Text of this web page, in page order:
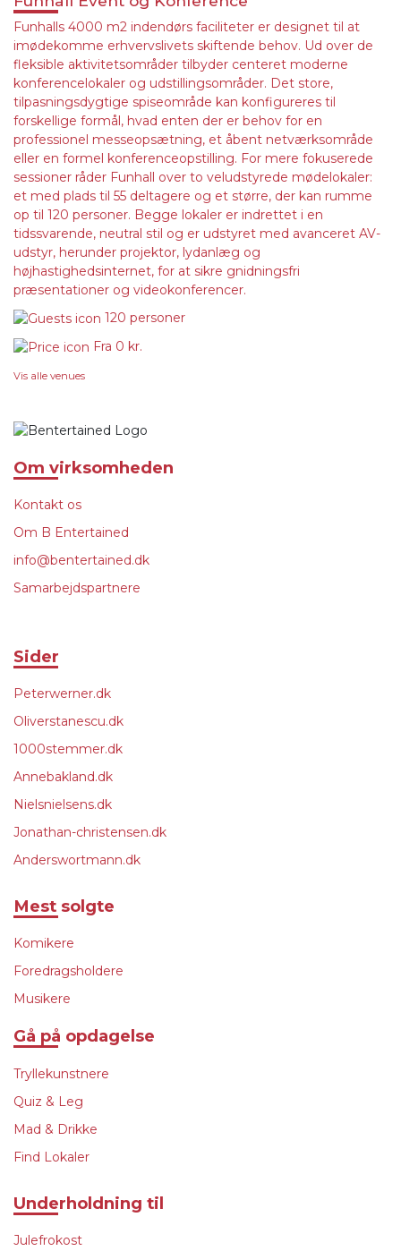
Funhalls 4000 m2 indendørs faciliteter er designet til at
imødekomme erhvervslivets skiftende behov. Ud over de
fleksible aktivitetsområder tilbyder centeret moderne
konferencelokaler og udstillingsområder. Det store,
tilpasningsdygtige spiseområde kan konfigureres til
forskellige formål, hvad enten der er behov for en
professionel messeopsætning, et åbent netværksområde
eller en formel konferenceopstilling. For mere fokuserede
sessioner råder Funhall over to veludstyrede mødelokaler:
et med plads til 55 deltagere og et større, der kan rumme
op til 120 personer. Begge lokaler er indrettet i en
tidssvarende, neutral stil og er udstyret med avanceret AV-
udstyr, herunder projektor, lydanlæg og
højhastighedsinternet, for at sikre gnidningsfri
præsentationer og videokonferencer.
120 personer
Fra 0 kr.
Vis alle venues
Om virksomheden
Kontakt os
Om B Entertained
info@bentertained.dk
Samarbejdspartnere
Sider
Peterwerner.dk
Oliverstanescu.dk
1000stemmer.dk
Annebakland.dk
Nielsnielsens.dk
Jonathan-christensen.dk
Anderswortmann.dk
Mest solgte
Komikere
Foredragsholdere
Musikere
Gå på opdagelse
Tryllekunstnere
Quiz & Leg
Mad & Drikke
Find Lokaler
Underholdning til
Julefrokost